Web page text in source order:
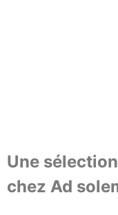
Une
chez Ad